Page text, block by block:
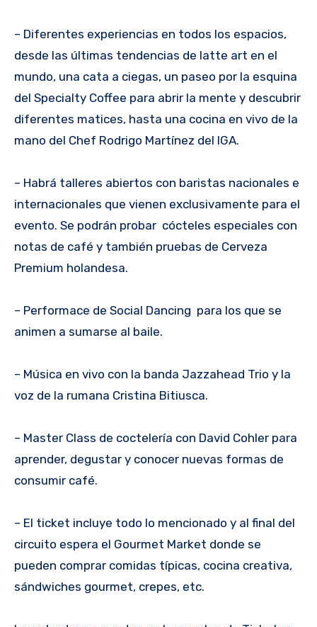
– Diferentes experiencias en todos los espacios,
desde las últimas tendencias de latte art en el
mundo, una cata a ciegas, un paseo por la esquina
del Specialty Coffee para abrir la mente y descubrir
diferentes matices, hasta una cocina en vivo de la
mano del Chef Rodrigo Martínez del IGA.
– Habrá talleres abiertos con baristas nacionales e
internacionales que vienen exclusivamente para el
evento. Se podrán probar cócteles especiales con
notas de café y también pruebas de Cerveza
Premium holandesa.
– Performace de Social Dancing para los que se
animen a sumarse al baile.
– Música en vivo con la banda Jazzahead Trio y la
voz de la rumana Cristina Bitiusca.
– Master Class de coctelería con David Cohler para
aprender, degustar y conocer nuevas formas de
consumir café.
– El ticket incluye todo lo mencionado y al final del
circuito espera el Gourmet Market donde se
pueden comprar comidas típicas, cocina creativa,
sándwiches gourmet, crepes, etc.